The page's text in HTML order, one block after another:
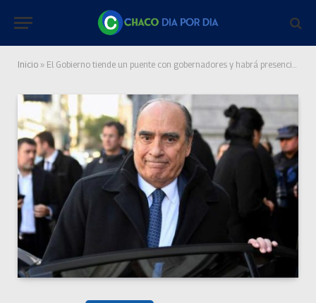
Inicio » El Gobierno tiende un puente con gobernadores y habrá presencia oficial en el cocktail de la Expo Rural